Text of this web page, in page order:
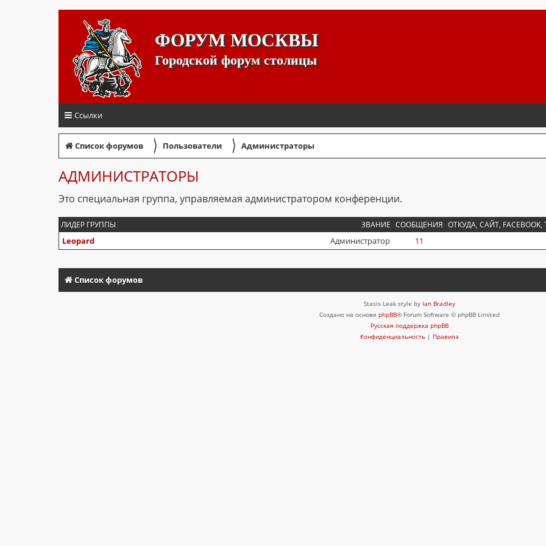
ФОРУМ МОСКВЫ
Городской форум столицы
Ссылки
Список форумов 〉 Пользователи 〉 Администраторы
АДМИНИСТРАТОРЫ
Это специальная группа, управляемая администратором конференции.
ЗВАНИЕ
ЛИДЕР ГРУППЫ СООБЩЕНИЯ ОТКУДА, САЙТ, FACEBOOK,
Администратор
Leopard 11
Список форумов
Stasis Leak style by Ian Bradley
Создано на основе phpBB® Forum Software © phpBB Limited
Русская поддержка phpBB
Конфиденциальность | Правила